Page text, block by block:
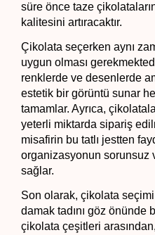
süre önce taze
kalitesini artıracaktır.
Çikolata seçerken aynı
uygun olması
renklerde ve desenlerde
estetik bir görüntü sunar
tamamlar. Ayrıca,
yeterli miktarda sipariş
misafirin bu tatlı jestten
organizasyonun sorunsuz
sağlar.
Son olarak, çikolata
damak tadını göz önünde
çikolata çeşitleri